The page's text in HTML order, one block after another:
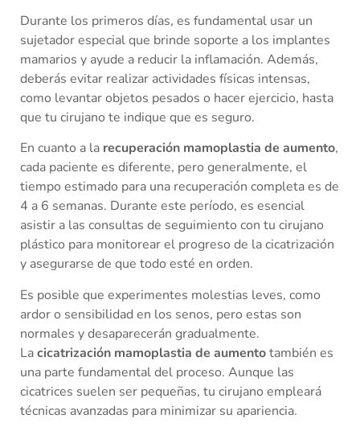
Durante los primeros días, es fundamental usar un
sujetador especial que brinde soporte a los implantes
mamarios y ayude a reducir la inflamación. Además,
deberás evitar realizar actividades físicas intensas,
como levantar objetos pesados o hacer ejercicio, hasta
que tu cirujano te indique que es seguro.
En cuanto a la recuperación mamoplastia de aumento,
cada paciente es diferente, pero generalmente, el
tiempo estimado para una recuperación completa es de
4 a 6 semanas. Durante este período, es esencial
asistir a las consultas de seguimiento con tu cirujano
plástico para monitorear el progreso de la cicatrización
y asegurarse de que todo esté en orden.
Es posible que experimentes molestias leves, como
ardor o sensibilidad en los senos, pero estas son
normales y desaparecerán gradualmente.
Lacicatrización mamoplastia de aumentotambién es
una parte fundamental del proceso. Aunque las
cicatrices suelen ser pequeñas, tu cirujano empleará
técnicas avanzadas para minimizar su apariencia.